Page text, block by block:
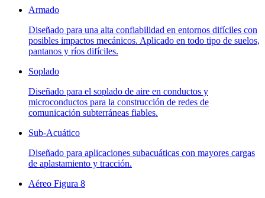
Armado
Diseñado para una alta confiabilidad en entornos difíciles con
posibles impactos mecánicos. Aplicado en todo tipo de suelos,
pantanos y ríos difíciles.
Soplado
Diseñado para el soplado de aire en conductos y
microconductos para la construcción de redes de
comunicación subterráneas fiables.
Sub-Acuático
Diseñado para aplicaciones subacuáticas con mayores cargas
de aplastamiento y tracción.
Aéreo Figura 8